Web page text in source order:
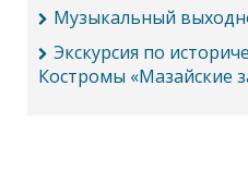
Музыкальный
Экскурсия по
Костромы «Мазайские